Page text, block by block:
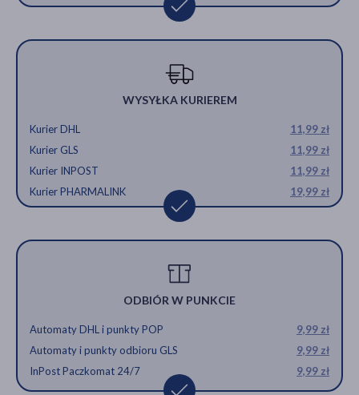
WYSYŁKA KURIEREM
Kurier DHL
11,99 zł
Kurier GLS
11,99 zł
Kurier INPOST
11,99 zł
Kurier PHARMALINK
19,99 zł
ODBIÓR W PUNKCIE
Automaty DHL i punkty POP
9,99 zł
Automaty i punkty odbioru GLS
9,99 zł
InPost Paczkomat 24/7
9,99 zł